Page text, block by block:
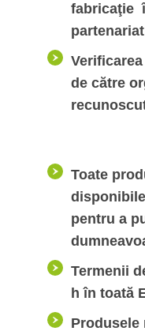
fabricaţie
partenariat
de către
Toate
pentru a
Termenii
h în toată
Produsele